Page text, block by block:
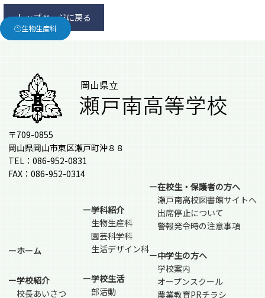
②園芸科学科
①生物生産科
トップページに戻る
〒709-0855
岡山県岡山市東区瀬戸町沖８８
TEL：086-952-0831
FAX：086-952-0314
ーホーム
ー学校紹介
校長あいさつ
ー学科紹介
生物生産科
園芸科学科
生活デザイン科
ー学校生活
部活動
ー在校生・保護者の方へ
瀬戸南高校図書館サイトへ
出席停止について
警報発令時の注意事項
ー中学生の方へ
学校案内
オープンスクール
農業教育PRチラシ